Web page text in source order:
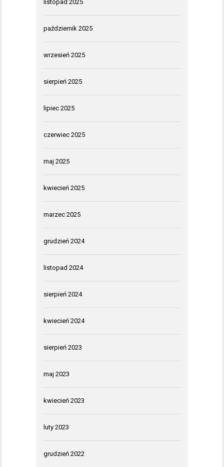
listopad 2025
październik 2025
wrzesień 2025
sierpień 2025
lipiec 2025
czerwiec 2025
maj 2025
kwiecień 2025
marzec 2025
grudzień 2024
listopad 2024
sierpień 2024
kwiecień 2024
sierpień 2023
maj 2023
kwiecień 2023
luty 2023
grudzień 2022